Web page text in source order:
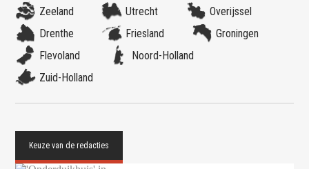
Zeeland
Utrecht
Overijssel
Drenthe
Friesland
Groningen
Flevoland
Noord-Holland
Zuid-Holland